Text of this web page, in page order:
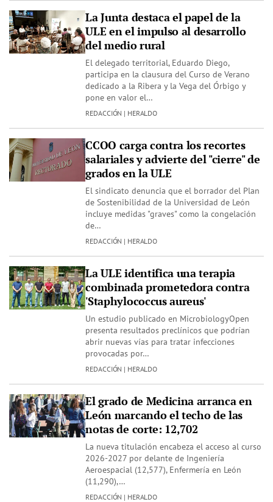
La Junta destaca el papel de la
ULE en el impulso al desarrollo
del medio rural
El delegado territorial, Eduardo Diego,
participa en la clausura del Curso de Verano
dedicado a la Ribera y la Vega del Órbigo y
pone en valor el…
REDACCIÓN | HERALDO
CCOO carga contra los recortes
salariales y advierte del "cierre" de
grados en la ULE
El sindicato denuncia que el borrador del Plan
de Sostenibilidad de la Universidad de León
incluye medidas "graves" como la congelación
de…
REDACCIÓN | HERALDO
La ULE identifica una terapia
combinada prometedora contra
'Staphylococcus aureus'
Un estudio publicado en MicrobiologyOpen
presenta resultados preclínicos que podrían
abrir nuevas vías para tratar infecciones
provocadas por…
REDACCIÓN | HERALDO
El grado de Medicina arranca en
León marcando el techo de las
notas de corte: 12,702
La nueva titulación encabeza el acceso al curso
2026-2027 por delante de Ingeniería
Aeroespacial (12,577), Enfermería en León
(11,290),…
REDACCIÓN | HERALDO